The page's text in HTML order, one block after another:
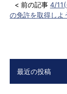
< 前の記事 4/11(
の免許を取得しよ
最近の投稿